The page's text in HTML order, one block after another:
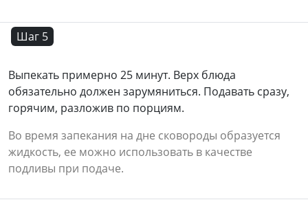
Шаг 5
Выпекать примерно 25 минут. Верх блюда
обязательно должен зарумяниться. Подавать сразу,
горячим, разложив по порциям.
Во время запекания на дне сковороды образуется
жидкость, ее можно использовать в качестве
подливы при подаче.